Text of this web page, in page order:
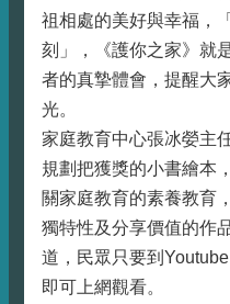
祖相處的美好與幸福，
刻」，《護你之家》就
者的真摯體會，提醒大
光。
家庭教育中心張冰嫈主
規劃把獲獎的小書繪本
關家庭教育的素養教育
獨特性及分享價值的作
道，民眾只要到
即可上網觀看。